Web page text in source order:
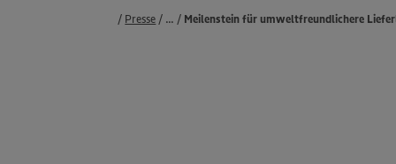
Presse Pressemeldungen
Meilenstein für umweltfreundlichere
...